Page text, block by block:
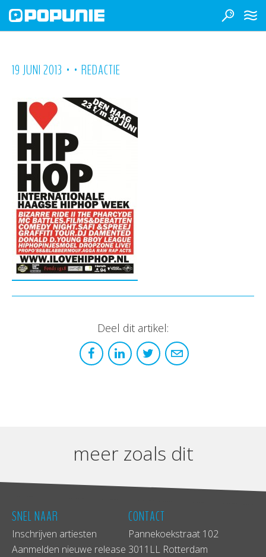
19 JUNI 2013 • • REDACTIE
Deel dit artikel:
meer zoals dit
SNEL NAAR
Inschrijven artiesten
Aanmelden nieuwe release
CONTACT
Pannekoekstraat 102
3011LL Rotterdam